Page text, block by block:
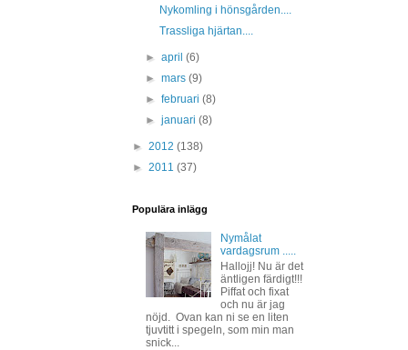
Nykomling i hönsgården....
Trassliga hjärtan....
►april(6)
►mars(9)
►februari(8)
►januari(8)
► 2012 (138)
► 2011 (37)
Populära inlägg
Nymålat
vardagsrum .....
Hallojj! Nu är det
äntligen färdigt!!!
Piffat och fixat
och nu är jag
nöjd. Ovan kan ni se en liten
tjuvtitt i spegeln, som min man
snick...